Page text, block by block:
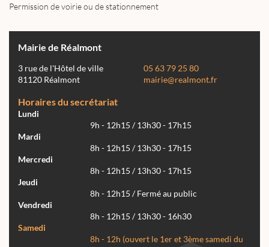
Permission de voirie ou de stationnement
Mairie de Réalmont
3 rue de l'Hôtel de ville
81120 Réalmont
05 63 79 25 80
mairie@realmont.fr
Horaires du secrétariat
Lundi
9h - 12h15 / 13h30 - 17h15
Mardi
8h - 12h15 / 13h30 - 17h15
Mercredi
8h - 12h15 / 13h30 - 17h15
Jeudi
8h - 12h15 / Fermé au public
Vendredi
8h - 12h15 / 13h30 - 16h30
Samedi
8h - 12h (ouvert le 1er et 3ème samedi du